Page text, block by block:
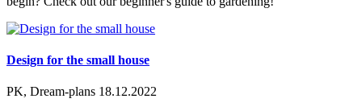
Design for the small house
PK, Dream-plans 18.12.2022